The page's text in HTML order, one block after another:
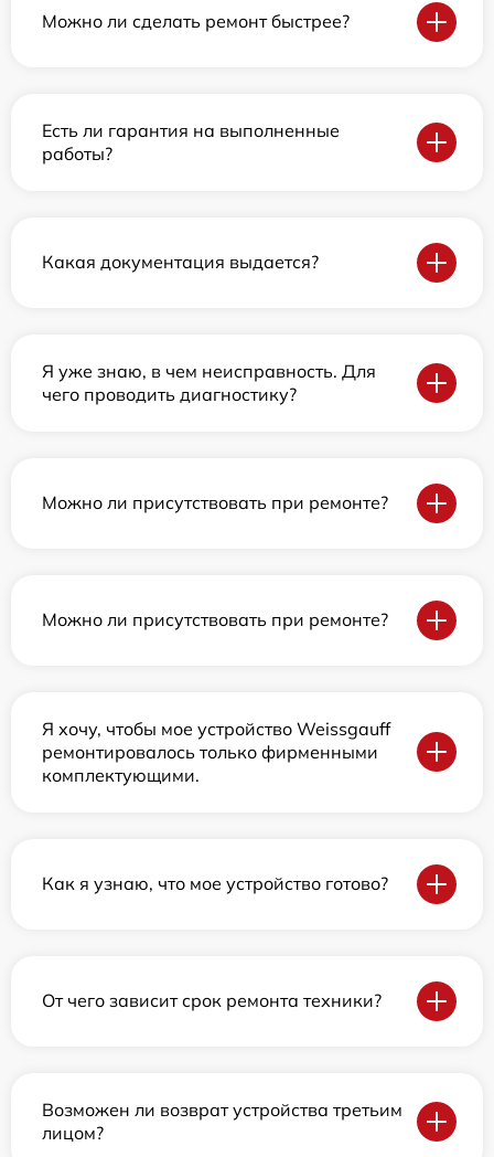
Можно ли сделать ремонт быстрее?
Есть ли гарантия на выполненные
работы?
Какая документация выдается?
Я уже знаю, в чем неисправность. Для
чего проводить диагностику?
Можно ли присутствовать при ремонте?
Можно ли присутствовать при ремонте?
Я хочу, чтобы мое устройство Weissgauff
ремонтировалось только фирменными
комплектующими.
Как я узнаю, что мое устройство готово?
От чего зависит срок ремонта техники?
Возможен ли возврат устройства третьим
лицом?